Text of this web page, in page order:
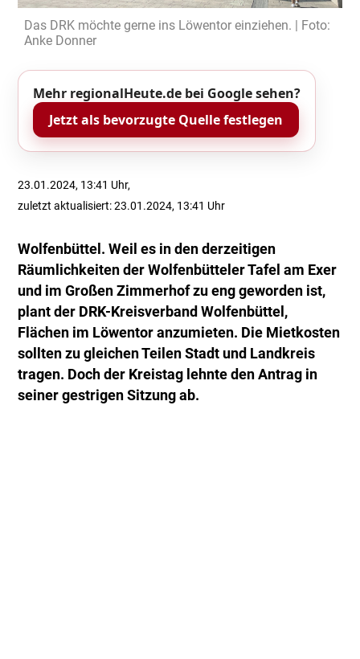
Das DRK möchte gerne ins Löwentor einziehen. | Foto:
Anke Donner
Mehr regionalHeute.de bei Google sehen?
Jetzt als bevorzugte Quelle festlegen
23.01.2024, 13:41 Uhr,
zuletzt aktualisiert: 23.01.2024, 13:41 Uhr
Wolfenbüttel. Weil es in den derzeitigen
Räumlichkeiten der Wolfenbütteler Tafel am Exer
und im Großen Zimmerhof zu eng geworden ist,
plant der DRK-Kreisverband Wolfenbüttel,
Flächen im Löwentor anzumieten. Die Mietkosten
sollten zu gleichen Teilen Stadt und Landkreis
tragen. Doch der Kreistag lehnte den Antrag in
seiner gestrigen Sitzung ab.